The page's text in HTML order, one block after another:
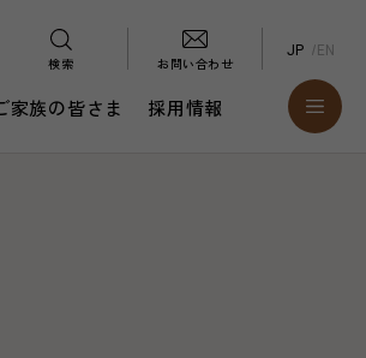
検索 お問い合わせ
JP EN
家族の皆さま 採用情報